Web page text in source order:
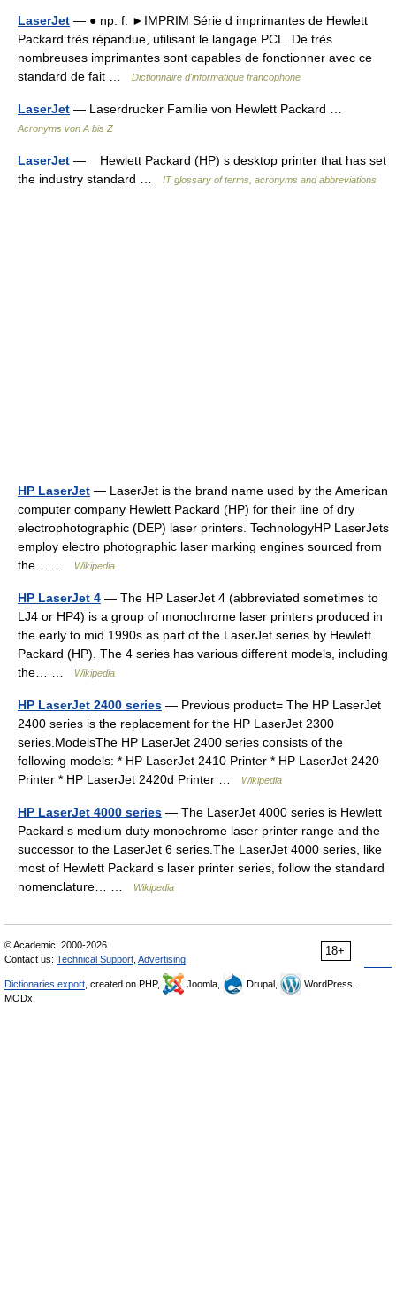
LaserJet — ● np. f. ►IMPRIM Série d imprimantes de Hewlett
Packard très répandue, utilisant le langage PCL. De très
nombreuses imprimantes sont capables de fonctionner avec ce
standard de fait …
Dictionnaire d'informatique francophone
LaserJet — Laserdrucker Familie von Hewlett Packard …
Acronyms von A bis Z
LaserJet — Hewlett Packard (HP) s desktop printer that has set
the industry standard …
IT glossary of terms, acronyms and abbreviations
HP LaserJet — LaserJet is the brand name used by the American
computer company Hewlett Packard (HP) for their line of dry
electrophotographic (DEP) laser printers. TechnologyHP LaserJets
employ electro photographic laser marking engines sourced from
the… …
Wikipedia
HP LaserJet 4 — The HP LaserJet 4 (abbreviated sometimes to
LJ4 or HP4) is a group of monochrome laser printers produced in
the early to mid 1990s as part of the LaserJet series by Hewlett
Packard (HP). The 4 series has various different models, including
the… …
Wikipedia
HP LaserJet 2400 series — Previous product= The HP LaserJet
2400 series is the replacement for the HP LaserJet 2300
series.ModelsThe HP LaserJet 2400 series consists of the
following models: * HP LaserJet 2410 Printer * HP LaserJet 2420
Printer * HP LaserJet 2420d Printer …
Wikipedia
HP LaserJet 4000 series — The LaserJet 4000 series is Hewlett
Packard s medium duty monochrome laser printer range and the
successor to the LaserJet 6 series.The LaserJet 4000 series, like
most of Hewlett Packard s laser printer series, follow the standard
nomenclature… …
Wikipedia
18+
© Academic, 2000-2026
Contact us: Technical Support Advertising
Dictionaries export , created on PHP, Joomla, Drupal,
WordPress,
MODx.